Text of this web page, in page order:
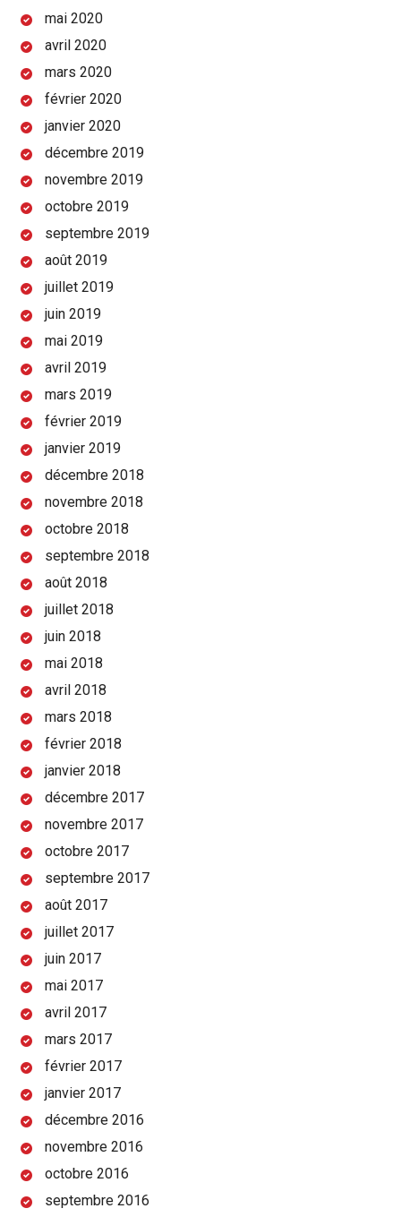
mai 2020
avril 2020
mars 2020
février 2020
janvier 2020
décembre 2019
novembre 2019
octobre 2019
septembre 2019
août 2019
juillet 2019
juin 2019
mai 2019
avril 2019
mars 2019
février 2019
janvier 2019
décembre 2018
novembre 2018
octobre 2018
septembre 2018
août 2018
juillet 2018
juin 2018
mai 2018
avril 2018
mars 2018
février 2018
janvier 2018
décembre 2017
novembre 2017
octobre 2017
septembre 2017
août 2017
juillet 2017
juin 2017
mai 2017
avril 2017
mars 2017
février 2017
janvier 2017
décembre 2016
novembre 2016
octobre 2016
septembre 2016